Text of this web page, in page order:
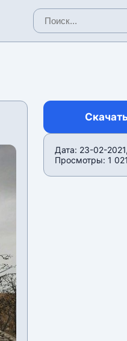
Дата: 23-02-
Просмотры: 1 021